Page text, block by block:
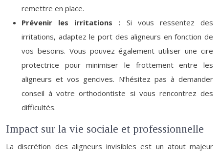
remettre en place.
Prévenir les irritations : Si vous ressentez des
irritations, adaptez le port des aligneurs en fonction de
vos besoins. Vous pouvez également utiliser une cire
protectrice pour minimiser le frottement entre les
aligneurs et vos gencives. N’hésitez pas à demander
conseil à votre orthodontiste si vous rencontrez des
difficultés.
Impact sur la vie sociale et professionnelle
La discrétion des aligneurs invisibles est un atout majeur